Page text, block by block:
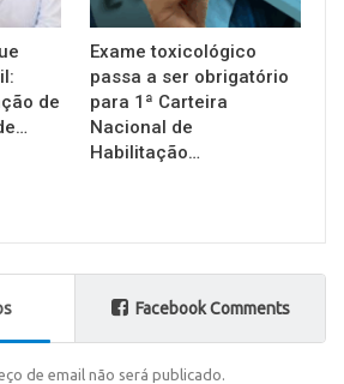
de
Exame toxicológico
passa a ser obrigatório
para 1ª Carteira
Nacional de
Habilitação…
Facebook Comments
de email não será publicado.